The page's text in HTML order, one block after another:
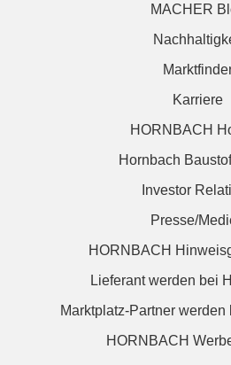
MACHER
Karriere
HORNBACH
Hornbach
Investor
Presse/
HORNBACH
Lieferant werden bei
Marktplatz-Partner
HORNBACH